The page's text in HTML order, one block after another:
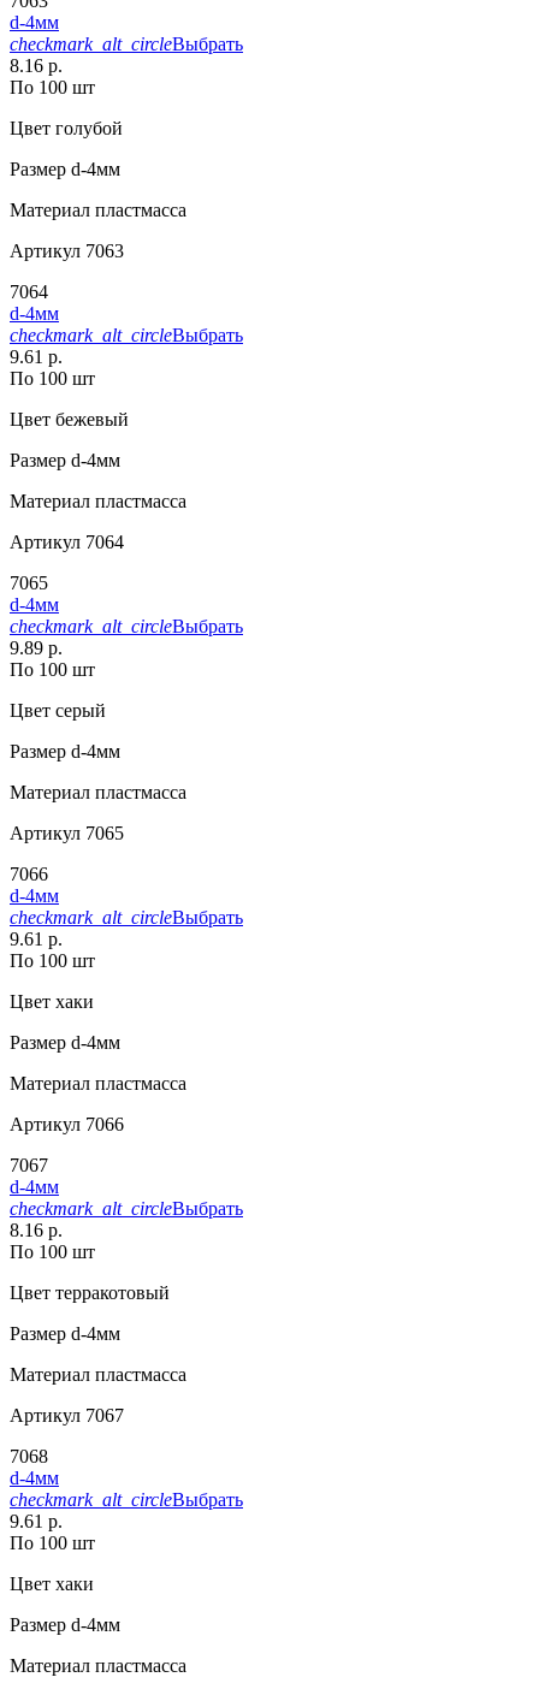
d-4мм
checkmark_alt_circleВыбрать
8.16 р.
По 100 шт
Цвет голубой
Размер d-4мм
Материал пластмасса
Артикул 7063
7064
d-4мм
checkmark_alt_circleВыбрать
9.61 р.
По 100 шт
Цвет бежевый
Размер d-4мм
Материал пластмасса
Артикул 7064
7065
d-4мм
checkmark_alt_circleВыбрать
9.89 р.
По 100 шт
Цвет серый
Размер d-4мм
Материал пластмасса
Артикул 7065
7066
d-4мм
checkmark_alt_circleВыбрать
9.61 р.
По 100 шт
Цвет хаки
Размер d-4мм
Материал пластмасса
Артикул 7066
7067
d-4мм
checkmark_alt_circleВыбрать
8.16 р.
По 100 шт
Цвет терракотовый
Размер d-4мм
Материал пластмасса
Артикул 7067
7068
d-4мм
checkmark_alt_circleВыбрать
9.61 р.
По 100 шт
Цвет хаки
Размер d-4мм
Материал пластмасса